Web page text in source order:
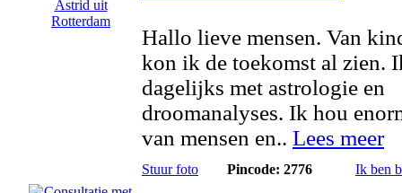
Hallo lieve mensen. Van
kon ik de toekomst al zien.
dagelijks met astrologie en
droomanalyses. Ik hou
van mensen en.. Lees meer
Stuur foto Pincode: 2776 Ik ben